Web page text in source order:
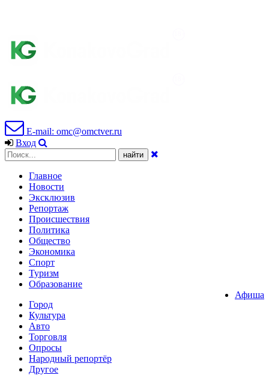
E-mail: omc@omctver.ru
Вход
Главное
Новости
Эксклюзив
Репортаж
Происшествия
Политика
Общество
Экономика
Спорт
Туризм
Образование
Афиша
Город
Культура
Авто
Торговля
Опросы
Народный репортёр
Другое